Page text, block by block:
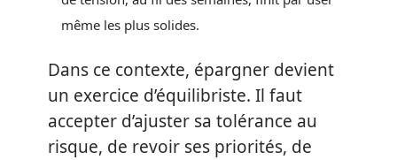
même les plus solides.
Dans ce contexte, épargner devient
un exercice d’équilibriste. Il faut
accepter d’ajuster sa tolérance au
risque, de revoir ses priorités, de